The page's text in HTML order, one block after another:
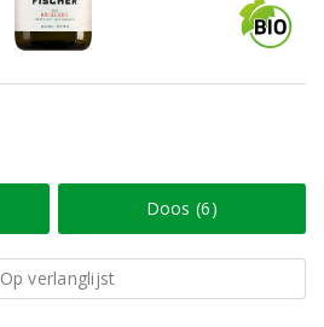
Doos (6)
Op verlanglijst